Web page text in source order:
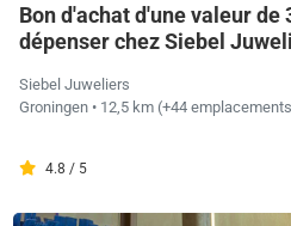
Bon d'achat d'une valeur de
dépenser chez Siebel
Siebel Juweliers
Groningen • 12,5 km (+44
4.8 / 5